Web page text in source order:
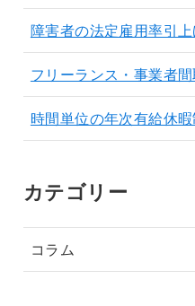
障害者の法定雇用率引
フリーランス・事業者
時間単位の年次有給休
カテゴリー
コラム